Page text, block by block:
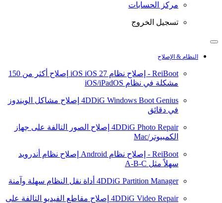
مركز الحسابات
تسجيل الخروج
النظام & الإصلاح
ReiBoot - إصلاح نظام iOS iOS 27
إصلاح أكثر من 150
مشكلة في نظام iOS/iPadOS
4DDiG Windows Boot Genius إصلاح مشاكل الويندوز
في دقائق
4DDiG Photo Repair إصلاح الصور التالفة على جهاز
الكمبيوتر/Mac
ReiBoot - إصلاح نظام Android
إصلاح نظام أندرويد
سهلاً مثل A-B-C
4DDiG Partition Manager أداة نقل النظام سهلة وآمنة
4DDiG Video Repair إصلاح مقاطع الفيديو التالفة على